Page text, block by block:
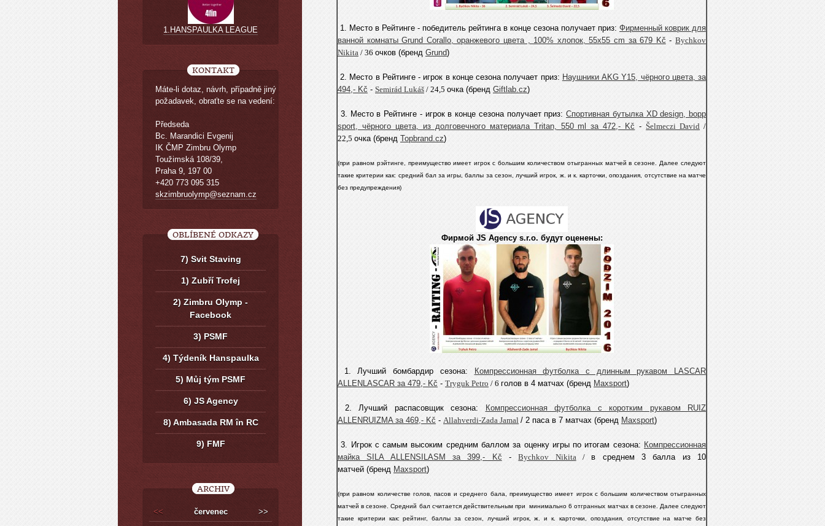
1. Место в Рейтинге - победитель рейтинга в конце сезона получает приз: Фирменный коврик для
ванной комнаты Grund Corallo, оранжевого цвета , 100% хлопок, 55x55 cm за 679 Kč -Bychkov
Nikita / 36 очков (бренд Grund)
2. Место в Рейтинге - игрок в конце сезона получает приз: Наушники AKG Y15, чёрного цвета, за
494,- Kč - Semirád Lukáš / 24,5 очкa (бренд Giftlab.cz)
3. Место в Рейтинге - игрок в конце сезона получает приз: Спортивная бутылка XD design, bopp
sport, чёрного цвета, из долговечного материала Tritan, 550 ml за 472,- Kč -Šelmeczi David /
22,5 очкa (бренд Topbrand.cz)
(при равном pэйтинге, преимущество имеет игрок с большим количеством отыгранных матчей в сезоне. Далее следуют
такие критерии как: средний бал за игры, баллы за сезон, лучший игрок, ж. и к. карточки, опоздания, отсутствие на матче
без предупреждения)
Фирмой JS Agency s.r.o. будут оценены:
1. Лучший бомбардир сезона:
Компрессионная футболка с длинным рукавом LASCAR
ALLENLASCAR за 479,- Kč - Tryguk Petro / 6 голов в 4 матчах (бренд Maxsport)
2. Лучший распасовщик сезона:
Компрессионная футболка с коротким рукавом RUIZ
ALLENRUIZMA за 469,- Kč - Allahverdi-Zada Jamal / 2 паса в 7 матчах (бренд Maxsport)
3. Игрок с самым высоким средним баллом за оценку игры по итогам сезона: Компрессионная
майка SILA ALLENSILASM за 399,- Kč -Bychkov Nikita/в среднем 3 балла из 10
матчей (бренд Maxsport)
(при равном количестве голов, пасов и среднего бала, преимущество имеет игрок с большим количеством отыгранных
матчей в сезоне. Cредний бал считается действительным при минимально 6 отгранных матчax в сезоне.
Далее следуют
такие критерии как: рейтинг, баллы за сезон, лучший игрок, ж. и к. карточки, опоздания, отсутствие на матче без
1.HANSPAULKA LEAGUE
KONTAKT
Máte-li dotaz, návrh, případně jiný
požadavek, obraťte se na vedení:
Předseda
Bc. Marandici Evgenij
IK ČMP Zimbru Olymp
Toužimská 108/39,
Praha 9, 197 00
+420 773 095 315
skzimbruolymp@seznam.cz
OBLÍBENÉ ODKAZY
7) Svit Staving
1) Zubří Trofej
2) Zimbru Olymp -
Facebook
3) PSMF
4) Týdeník Hanspaulka
5) Můj tým PSMF
6) JS Agency
8) Ambasada RM în RC
9) FMF
ARCHIV
<< červenec >>